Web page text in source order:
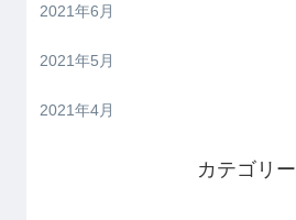
2021年6月
2021年5月
2021年4月
カテゴリー